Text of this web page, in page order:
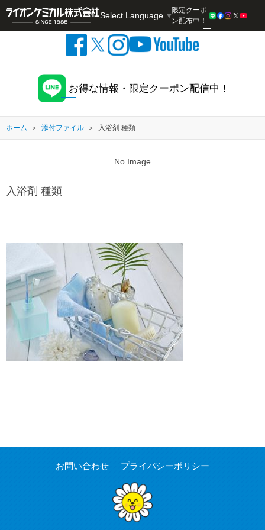
Select Language ▼
限定クーポ
ン配布中！
お得な情報・限定クーポン配信中！
ホーム 添付ファイル 入浴剤 種類
No Image
入浴剤 種類
お問い合わせ プライバシーポリシー
検索